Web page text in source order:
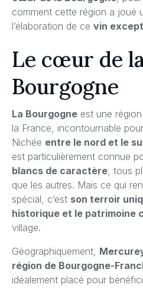
comment cette région a joué
l’élaboration de ce vin
Le cœur de
Bourgogne
La Bourgogne est une
la France, incontournable
Nichée entre le nord et le
est particulièrement connue
blancs de caractère, tous
que les autres. Mais ce qui
spécial, c’est son terroir
historique et le patrimoine
village.
Géographiquement,
région de Bourgogne-
idéalement placé pour